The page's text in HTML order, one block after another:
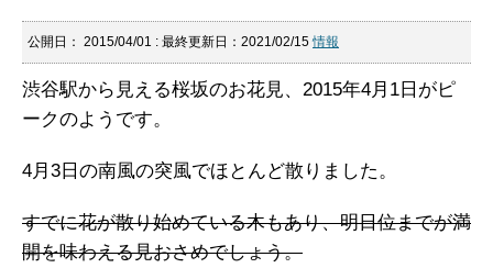
公開日： 2015/04/01 : 最終更新日：2021/02/15情報
渋谷駅から見える桜坂のお花見、2015年4月1日がピ
ークのようです。
4月3日の南風の突風でほとんど散りました。
すでに花が散り始めている木もあり、明日位までが満
開を味わえる見おさめでしょう。